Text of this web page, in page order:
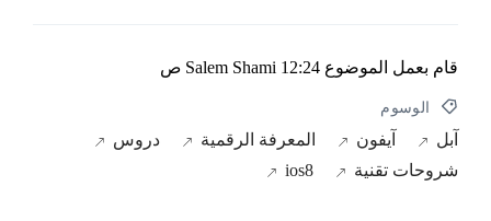
قام بعمل الموضوع Salem Shami 12:24 ص
الوسوم
آبل آيفون المعرفة الرقمية
دروس
شروحات تقنية
ios8